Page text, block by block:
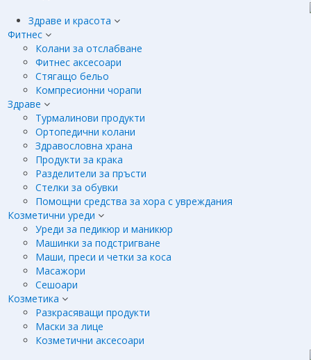
Здраве и красота
Фитнес
Колани за отслабване
Фитнес аксесоари
Стягащо бельо
Компресионни чорапи
Здраве
Турмалинови продукти
Ортопедични колани
Здравословна храна
Продукти за крака
Разделители за пръсти
Стелки за обувки
Помощни средства за хора с увреждания
Козметични уреди
Уреди за педикюр и маникюр
Машинки за подстригване
Маши, преси и четки за коса
Масажори
Сешоари
Козметика
Разкрасяващи продукти
Маски за лице
Козметични аксесоари